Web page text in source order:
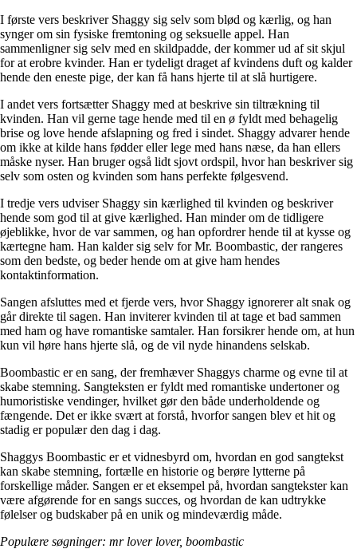
I første vers beskriver Shaggy sig selv som blød og kærlig, og han
synger om sin fysiske fremtoning og seksuelle appel. Han
sammenligner sig selv med en skildpadde, der kommer ud af sit skjul
for at erobre kvinder. Han er tydeligt draget af kvindens duft og kalder
hende den eneste pige, der kan få hans hjerte til at slå hurtigere.
I andet vers fortsætter Shaggy med at beskrive sin tiltrækning til
kvinden. Han vil gerne tage hende med til en ø fyldt med behagelig
brise og love hende afslapning og fred i sindet. Shaggy advarer hende
om ikke at kilde hans fødder eller lege med hans næse, da han ellers
måske nyser. Han bruger også lidt sjovt ordspil, hvor han beskriver sig
selv som osten og kvinden som hans perfekte følgesvend.
I tredje vers udviser Shaggy sin kærlighed til kvinden og beskriver
hende som god til at give kærlighed. Han minder om de tidligere
øjeblikke, hvor de var sammen, og han opfordrer hende til at kysse og
kærtegne ham. Han kalder sig selv for Mr. Boombastic, der rangeres
som den bedste, og beder hende om at give ham hendes
kontaktinformation.
Sangen afsluttes med et fjerde vers, hvor Shaggy ignorerer alt snak og
går direkte til sagen. Han inviterer kvinden til at tage et bad sammen
med ham og have romantiske samtaler. Han forsikrer hende om, at hun
kun vil høre hans hjerte slå, og de vil nyde hinandens selskab.
Boombastic er en sang, der fremhæver Shaggys charme og evne til at
skabe stemning. Sangteksten er fyldt med romantiske undertoner og
humoristiske vendinger, hvilket gør den både underholdende og
fængende. Det er ikke svært at forstå, hvorfor sangen blev et hit og
stadig er populær den dag i dag.
Shaggys Boombastic er et vidnesbyrd om, hvordan en god sangtekst
kan skabe stemning, fortælle en historie og berøre lytterne på
forskellige måder. Sangen er et eksempel på, hvordan sangtekster kan
være afgørende for en sangs succes, og hvordan de kan udtrykke
følelser og budskaber på en unik og mindeværdig måde.
Populære søgninger: mr lover lover, boombastic